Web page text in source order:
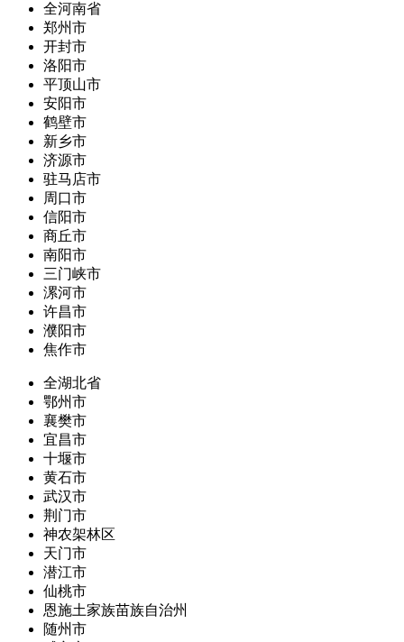
全河南省
郑州市
开封市
洛阳市
平顶山市
安阳市
鹤壁市
新乡市
济源市
驻马店市
周口市
信阳市
商丘市
南阳市
三门峡市
漯河市
许昌市
濮阳市
焦作市
全湖北省
鄂州市
襄樊市
宜昌市
十堰市
黄石市
武汉市
荆门市
神农架林区
天门市
潜江市
仙桃市
恩施土家族苗族自治州
随州市